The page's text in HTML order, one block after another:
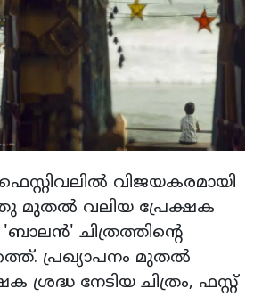
വിജയകരമായി
മുതല്‍ വലിയ പ്രേക്ഷക
'ബാലന്‍' ചിത്രത്തിന്റെ
പ്രഖ്യാപനം മുതല്‍
ശ്രദ്ധ നേടിയ ചിത്രം, ഫസ്റ്റ്